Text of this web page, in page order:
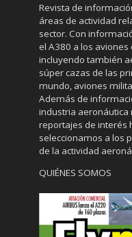
Revista de
áreas de actividad
sector. Con
el A380 a los
incluyendo también
súper cazas de las
mundo, aviones
Además de
industria aeronáutica
reportajes de interés
seleccionamos a los
de la actividad
QUIÉNES SOMOS